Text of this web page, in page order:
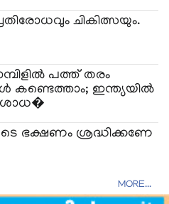
ചികിത്സയും.
പത്ത് തരം
ഇന്ത്യയിൽ
ഭക്ഷണം ശ്രദ്ധിക്കണേ
MORE...